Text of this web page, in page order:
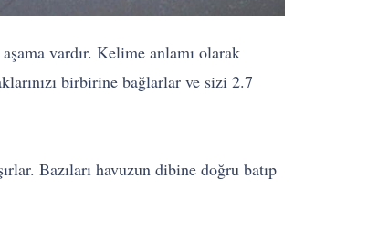
vardır. Kelime anlamı olarak
birbirine bağlarlar ve sizi 2.7
Bazıları havuzun dibine doğru batıp